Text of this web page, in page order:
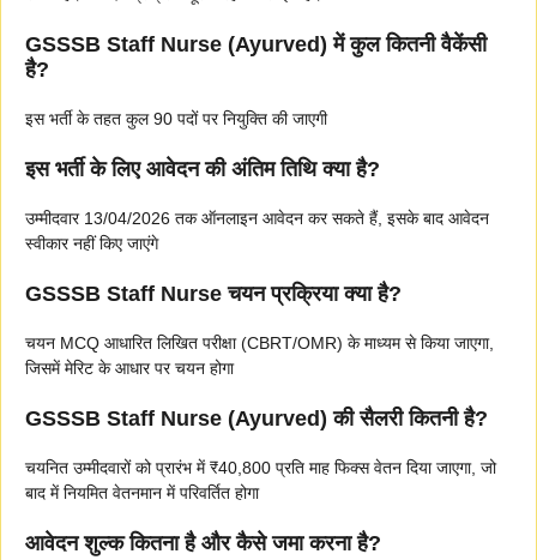
GSSSB Staff Nurse (Ayurved) में कुल कितनी वैकेंसी
है?
इस भर्ती के तहत कुल 90 पदों पर नियुक्ति की जाएगी
इस भर्ती के लिए आवेदन की अंतिम तिथि क्या है?
उम्मीदवार 13/04/2026 तक ऑनलाइन आवेदन कर सकते हैं, इसके बाद आवेदन
स्वीकार नहीं किए जाएंगे
GSSSB Staff Nurse चयन प्रक्रिया क्या है?
चयन MCQ आधारित लिखित परीक्षा (CBRT/OMR) के माध्यम से किया जाएगा,
जिसमें मेरिट के आधार पर चयन होगा
GSSSB Staff Nurse (Ayurved) की सैलरी कितनी है?
चयनित उम्मीदवारों को प्रारंभ में ₹40,800 प्रति माह फिक्स वेतन दिया जाएगा, जो
बाद में नियमित वेतनमान में परिवर्तित होगा
आवेदन शुल्क कितना है और कैसे जमा करना है?